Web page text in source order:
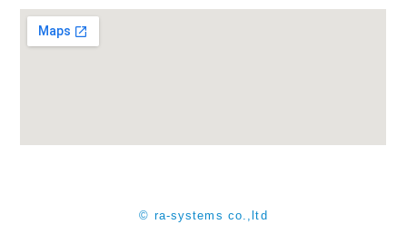
© ra-systems co.,ltd